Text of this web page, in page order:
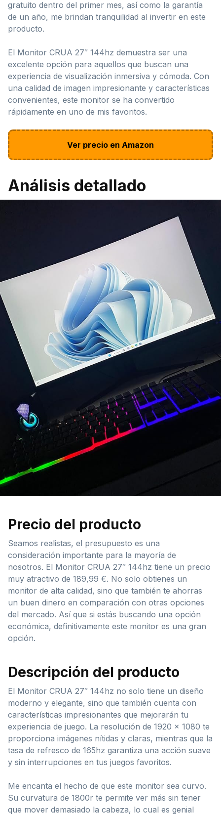
gratuito dentro del primer mes, así como la garantía
de un año, me brindan tranquilidad al invertir en este
producto.
El Monitor CRUA 27″ 144hz demuestra ser una
excelente opción para aquellos que buscan una
experiencia de visualización inmersiva y cómoda. Con
una calidad de imagen impresionante y características
convenientes, este monitor se ha convertido
rápidamente en uno de mis favoritos.
Ver precio en Amazon
Análisis detallado
Precio del producto
Seamos realistas, el presupuesto es una
consideración importante para la mayoría de
nosotros. El Monitor CRUA 27″ 144hz tiene un precio
muy atractivo de 189,99 €. No solo obtienes un
monitor de alta calidad, sino que también te ahorras
un buen dinero en comparación con otras opciones
del mercado. Así que si estás buscando una opción
económica, definitivamente este monitor es una gran
opción.
Descripción del producto
El Monitor CRUA 27″ 144hz no solo tiene un diseño
moderno y elegante, sino que también cuenta con
características impresionantes que mejorarán tu
experiencia de juego. La resolución de 1920 x 1080 te
proporciona imágenes nítidas y claras, mientras que la
tasa de refresco de 165hz garantiza una acción suave
y sin interrupciones en tus juegos favoritos.
Me encanta el hecho de que este monitor sea curvo.
Su curvatura de 1800r te permite ver más sin tener
que mover demasiado la cabeza, lo cual es genial